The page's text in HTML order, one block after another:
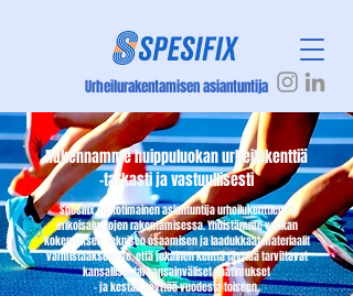
Rakennamme huippuluokan urheilukenttiä
-tarkasti ja vastuullisesti
Spesifix on kotimainen asiantuntija urheilukenttien ja
erikoisalustojen rakentamisessa. Yhdistämme vankan
kokemuksen, teknisen osaamisen ja laadukkaat materiaalit
varmistaaksemme, että jokainen kenttä täyttää tarvittavat
kansalliset tai kansainväliset vaatimukset
- ja kestää käyttöä vuodesta toiseen.
Urheilurakentamisen asiantuntija